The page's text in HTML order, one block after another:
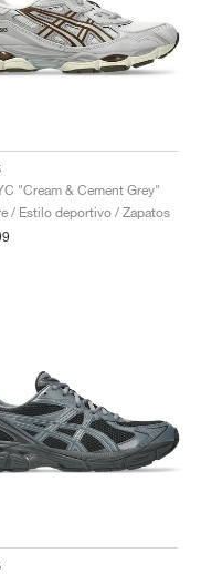
"Cream & Cement Grey"
/ Estilo deportivo / Zapatos